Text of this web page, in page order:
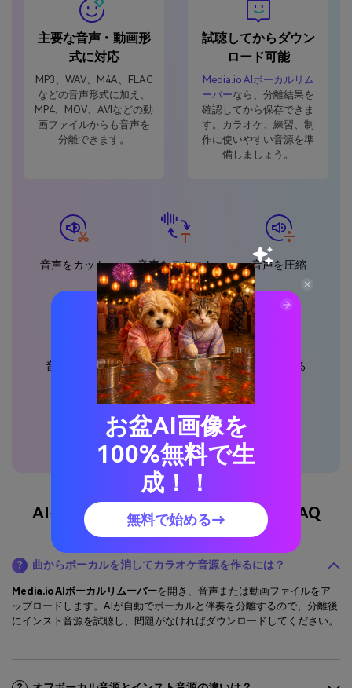
主要な音声・動画形
式に対応
MP3、WAV、M4A、FLAC
などの音声形式に加え、
MP4、MOV、AVIなどの動
画ファイルからも音声を
分離できます。
試聴してからダウン
ロード可能
Media.io AIボーカルリム
ーバーなら、分離結果を
確認してから保存できま
す。カラオケ、練習、制
作に使いやすい音源を準
備しましょう。
音声をカット
音声をテキスト
化
音声を圧縮
音声を変換 曲をリミックス 声を変える
カラオケ音源を作成
AIインスト音源メーカーに関するFAQ
? 曲からボーカルを消してカラオケ音源を作るには？
Media.io AIボーカルリムーバーを開き、音声または動画ファイルをア
ップロードします。AIが自動でボーカルと伴奏を分離するので、分離後
にインスト音源を試聴し、問題がなければダウンロードしてください。
お盆AI画像を
100%無料で生
成！！
無料で始める→